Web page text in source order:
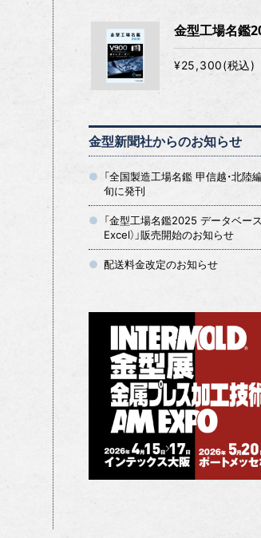
金型工場名鑑
¥25,300(税込)
金型新聞社からのお知らせ
「全国製造工場名鑑 甲信越・北陸
旬に発刊
「金型工場名鑑2025 データベース
Excel）」販売開始のお知らせ
配送料金改定のお知らせ